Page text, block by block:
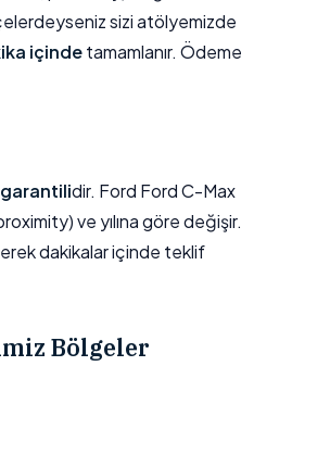
sizi atölyemizde
içindetamamlanır. Ödeme
garantilidir. Ford Ford C-Max
ve yılına göre değişir.
dakikalar içinde teklif
Bölgeler